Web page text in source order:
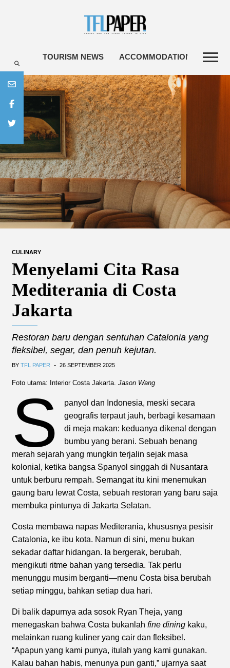
TOURISM NEWS ACCOMMODATIONS
CULINARY
Menyelami Cita Rasa
Mediterania di Costa
Jakarta
Restoran baru dengan sentuhan Catalonia yang
fleksibel, segar, dan penuh kejutan.
BY TFL PAPER . 26 SEPTEMBER 2025
Foto utama: Interior Costa Jakarta. Jason Wang
S
panyol dan Indonesia, meski secara
geografis terpaut jauh, berbagi kesamaan
di meja makan: keduanya dikenal dengan
bumbu yang berani. Sebuah benang
merah sejarah yang mungkin terjalin sejak masa
kolonial, ketika bangsa Spanyol singgah di Nusantara
untuk berburu rempah. Semangat itu kini menemukan
gaung baru lewat Costa, sebuah restoran yang baru saja
membuka pintunya di Jakarta Selatan.
Costa membawa napas Mediterania, khususnya pesisir
Catalonia, ke ibu kota. Namun di sini, menu bukan
sekadar daftar hidangan. Ia bergerak, berubah,
mengikuti ritme bahan yang tersedia. Tak perlu
menunggu musim berganti—menu Costa bisa berubah
setiap minggu, bahkan setiap dua hari.
Di balik dapurnya ada sosok Ryan Theja, yang
menegaskan bahwa Costa bukanlah fine dining kaku,
melainkan ruang kuliner yang cair dan fleksibel.
“Apapun yang kami punya, itulah yang kami gunakan.
Kalau bahan habis, menunya pun ganti,” ujarnya saat